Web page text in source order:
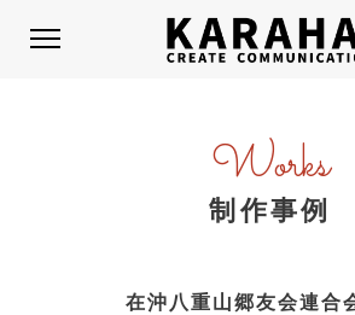
Works
制作事例
在沖八重山郷友会連合